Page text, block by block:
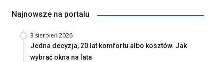
Najnowsze na portalu
3 sierpień 2026
Jedna decyzja, 20 lat komfortu albo kosztów. Jak
wybrać okna na lata